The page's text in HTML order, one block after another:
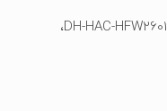
دوربین مداربسته داهوا مدل DH-HAC-HFW2601TP-Z-A،